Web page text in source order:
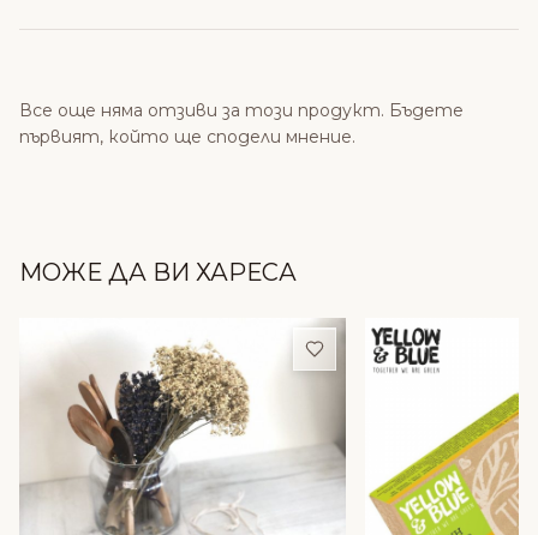
Все още няма отзиви за този продукт. Бъдете
първият, който ще сподели мнение.
МОЖЕ ДА ВИ ХАРЕСА
Добави в любими